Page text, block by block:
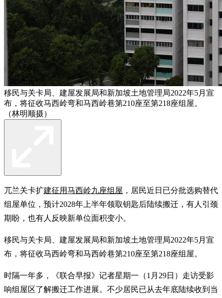
移民与关卡局、建屋发展局和新加坡土地管理局2022年5月宣
布，将征收马西岭弯和马西岭巷第210座至第218座组屋。
（林明顺摄）
兀兰关卡扩建征用马西岭九座组屋 ，居民近日已分批选购替代
组屋单位，预计2028年上半年领取钥匙后陆续搬迁，有人引颈
期盼，也有人反映新单位面积变小。
移民与关卡局、建屋发展局和新加坡土地管理局2022年5月宣
布，将征收马西岭弯和马西岭巷第210座至第218座组屋。
时隔一年多，《联合早报》记者星期一（1月29日）走访受影
响组屋区了解搬迁工作进展。不少居民已从去年底陆续收到当